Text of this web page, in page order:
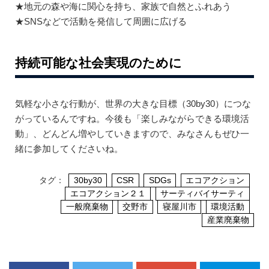
★地元の森や海に関心を持ち、家族で自然とふれあう
★SNSなどで活動を発信して周囲に広げる
持続可能な社会実現のために
気軽な小さな行動が、世界の大きな目標（30by30）につな
がっているんですね。今後も「楽しみながらできる環境活
動」、どんどん増やしていきますので、みなさんもぜひ一
緒に参加してくださいね。
タグ： 30by30 CSR SDGs
エコアクション
エコアクション２１
サーティバイサーティ
一般廃棄物
交野市 寝屋川市
環境活動
産業廃棄物